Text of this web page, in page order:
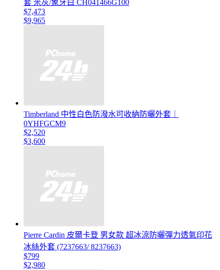
套 米灰/象牙白 CH041466G100
$7,473
$9,965
Timberland 中性白色防潑水可收納防曬外套｜
0YHFGCM9
$2,520
$3,600
Pierre Cardin 皮爾卡登 男女款 超冰涼防曬彈力透氣印花
冰絲外套 (7237663/ 8237663)
$799
$2,980